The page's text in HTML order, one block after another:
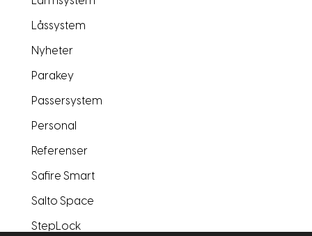
Låssystem
Nyheter
Parakey
Passersystem
Personal
Referenser
Safire Smart
Salto Space
StepLock